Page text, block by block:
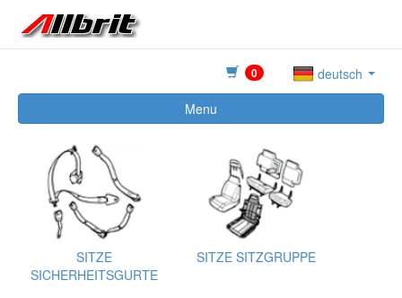
0
deutsch
Menu
SITZE
SICHERHEITSGURTE
SITZE SITZGRUPPE